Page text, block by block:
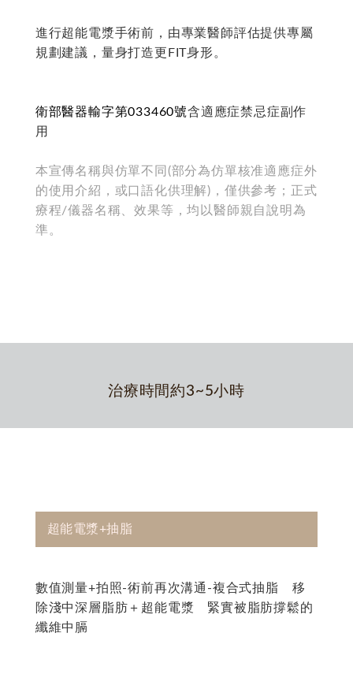
進行超能電漿手術前，由專業醫師評估提供專屬
規劃建議，量身打造更FIT身形。
衛部醫器輸字第033460號含適應症禁忌症副作
用
本宣傳名稱與仿單不同(部分為仿單核准適應症外
的使用介紹，或口語化供理解)，僅供參考；正式
療程/儀器名稱、效果等，均以醫師親自說明為
準。
治療時間約3~5小時
超能電漿+抽脂
數值測量+拍照-術前再次溝通-複合式抽脂 移
除淺中深層脂肪＋超能電漿 緊實被脂肪撐鬆的
纖維中膈